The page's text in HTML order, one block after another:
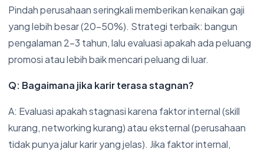
Pindah perusahaan seringkali memberikan kenaikan gaji
yang lebih besar (20-50%). Strategi terbaik: bangun
pengalaman 2-3 tahun, lalu evaluasi apakah ada peluang
promosi atau lebih baik mencari peluang di luar.
Q: Bagaimana jika karir terasa stagnan?
A: Evaluasi apakah stagnasi karena faktor internal (skill
kurang, networking kurang) atau eksternal (perusahaan
tidak punya jalur karir yang jelas). Jika faktor internal,